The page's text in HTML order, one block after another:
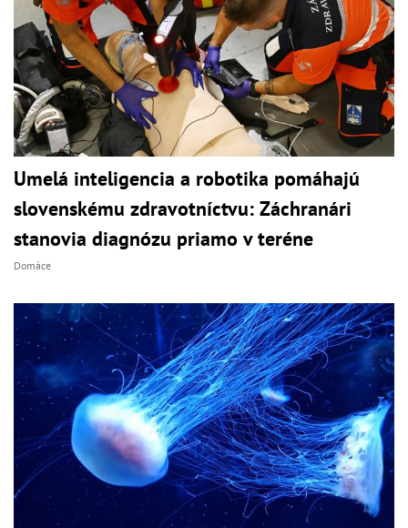
Umelá inteligencia a robotika pomáhajú
slovenskému zdravotníctvu: Záchranári
stanovia diagnózu priamo v teréne
Domáce